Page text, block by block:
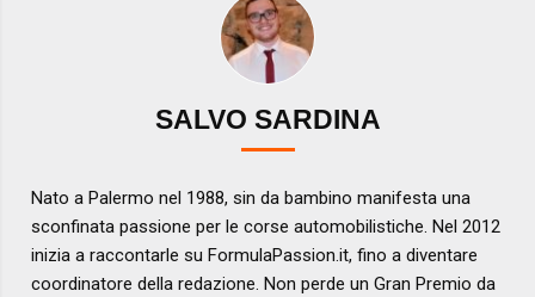
SALVO SARDINA
Nato a Palermo nel 1988, sin da bambino manifesta una
sconfinata passione per le corse automobilistiche. Nel 2012
inizia a raccontarle su FormulaPassion.it, fino a diventare
coordinatore della redazione. Non perde un Gran Premio da